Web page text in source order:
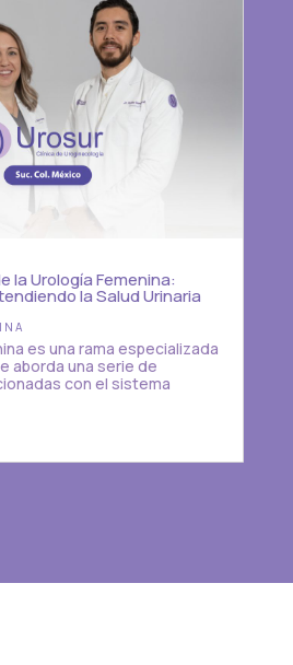
la Urología Femenina:
la Salud Urinaria
es una rama especializada
aborda una serie de
con el sistema